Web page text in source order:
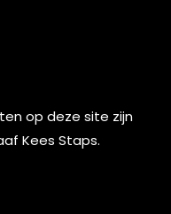
op deze site zijn
Kees Staps.